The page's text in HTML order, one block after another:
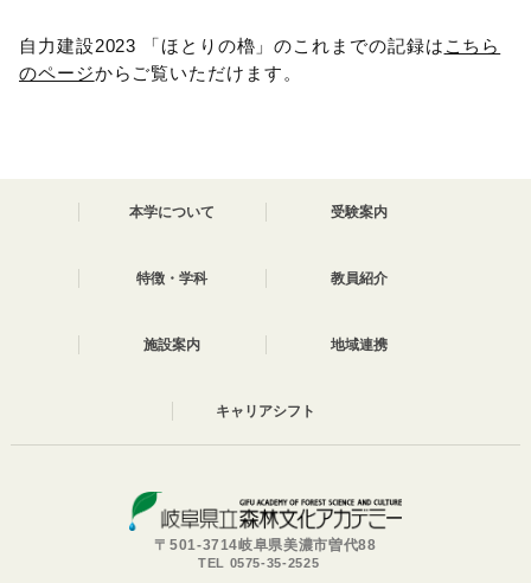
自力建設2023 「ほとりの櫓」のこれまでの記録は こちら
のページからご覧いただけます。
本学について 受験案内
特徴・学科 教員紹介
施設案内 地域連携
キャリアシフト
〒501-3714岐阜県美濃市曽代88
TEL 0575-35-2525